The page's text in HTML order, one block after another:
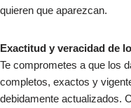
quieren que aparezcan.
Exactitud y veracidad de
Te comprometes a que los
completos, exactos y
debidamente actualizados.